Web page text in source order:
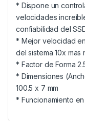
* Dispone un
velocidades
confiabilidad del
* Mejor velocidad
del sistema 10x mas
* Factor de Forma
* Dimensiones
100.5 x 7 mm
* Funcionamiento